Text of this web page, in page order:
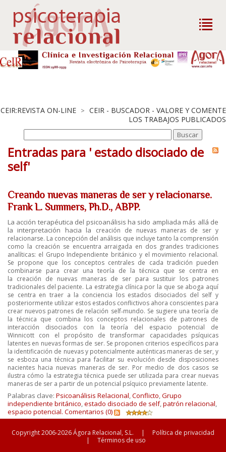
CEIR:REVISTA ON-LINE > CEIR - BUSCADOR - VALORE Y COMENTE
LOS TRABAJOS PUBLICADOS
Entradas para ' estado disociado de
self'
Creando nuevas maneras de ser y relacionarse.
Frank L. Summers, Ph.D., ABPP.
La acción terapéutica del psicoanálisis ha sido ampliada más allá de
la interpretación hacia la
creación de nuevas maneras de ser y
relacionarse. La concepción del análisis que incluye tanto la comprensión
como la creación se encuentra arraigada en dos grandes tradiciones
analíticas: el Grupo Independiente británico y el movimiento relacional.
Se propone que los conceptos centrales de cada tradición pueden
combinarse para crear una teoría de la técnica que se centra en
la creación de nuevas maneras de ser para sustituir los patrones
tradicionales del paciente. La estrategia clínica por la que se aboga aquí
se centra en traer a la conciencia los estados disociados del self y
posteriormente utilizar estos estados conflictivos ahora conscientes para
crear nuevos patrones de relación self‐mundo. Se sugiere una teoría de
la técnica que combina los conceptos relacionales de patrones de
interacción disociados con la teoría del espacio potencial de
Winnicott con el propósito de transformar capacidades psíquicas
latentes en nuevas formas de ser. Se proponen criterios específicos para
la identificación de nuevas y potencialmente auténticas maneras de ser, y
se esboza una técnica para facilitar su evolución desde disposiciones
nacientes hacia nuevas maneras de ser. Por medio de dos casos se
ilustra cómo la estrategia técnica puede ser utilizada para crear nuevas
maneras de ser a partir de un potencial psíquico previamente latente.
Palabras clave: Psicoanálisis Relacional,Conflicto,Grupo
independiente británico,estado disociado de self,patrón relacional,
espacio potencial. Comentarios (0)
Copyright 2006-2026 Ágora Relacional, S.L. |
Política de privacidad
|
Términos de uso